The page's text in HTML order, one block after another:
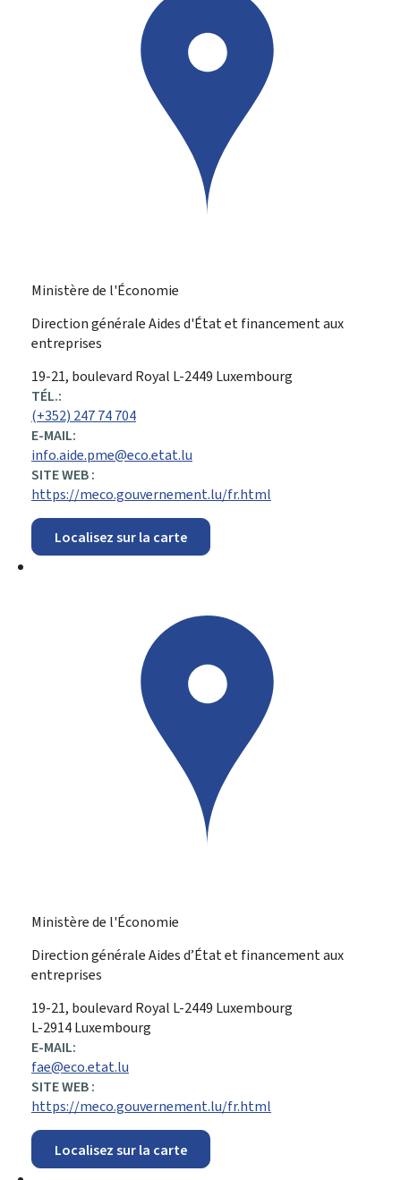
Ministère de l'Économie
Direction générale Aides d'État et financement aux
entreprises
ADRESSE
:
19-21, boulevard Royal L-2449 Luxembourg
TÉL.:
(+352) 247 74 704
E-MAIL:
info.aide.pme@eco.etat.lu
SITE WEB :
https://meco.gouvernement.lu/fr.html
Localisez sur la carte
Ministère de l'Économie
Direction générale Aides d’État et financement aux
entreprises
ADRESSE
:
19-21, boulevard Royal L-2449 Luxembourg
L-2914 Luxembourg
E-MAIL:
fae@eco.etat.lu
SITE WEB :
https://meco.gouvernement.lu/fr.html
Localisez sur la carte